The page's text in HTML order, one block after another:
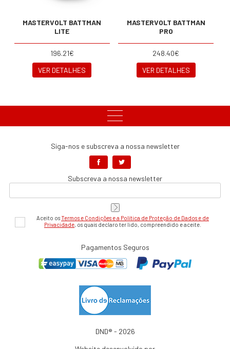
MASTERVOLT BATTMAN
LITE
196.21€
VER DETALHES
MASTERVOLT BATTMAN
PRO
248.40€
VER DETALHES
Siga-nos e subscreva a nossa newsletter
Subscreva a nossa newsletter
Aceito osTermos e Condições e a Política de Proteção de Dados e de
Privacidade, os quais declaro ter lido, compreendido e aceite.
Pagamentos Seguros
DND® - 2026